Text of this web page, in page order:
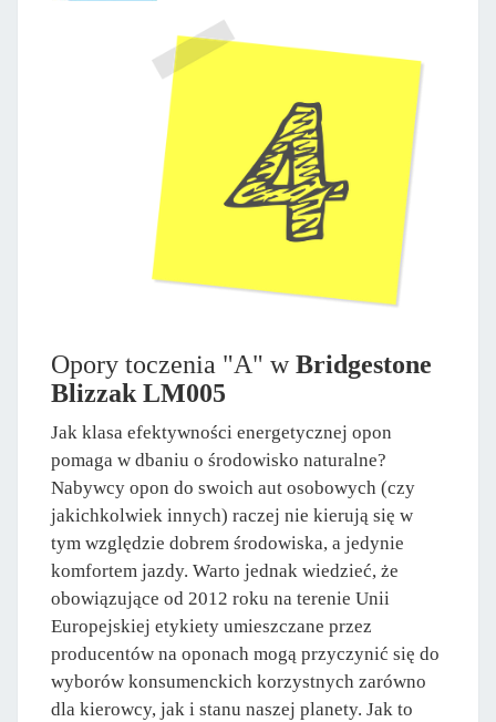
Opory toczenia "A" wBridgestone
Blizzak LM005
Jak klasa efektywności energetycznej opon
pomaga w dbaniu o środowisko naturalne?
Nabywcy opon do swoich aut osobowych (czy
jakichkolwiek innych) raczej nie kierują się w
tym względzie dobrem środowiska, a jedynie
komfortem jazdy. Warto jednak wiedzieć, że
obowiązujące od 2012 roku na terenie Unii
Europejskiej etykiety umieszczane przez
producentów na oponach mogą przyczynić się do
wyborów konsumenckich korzystnych zarówno
dla kierowcy, jak i stanu naszej planety. Jak to